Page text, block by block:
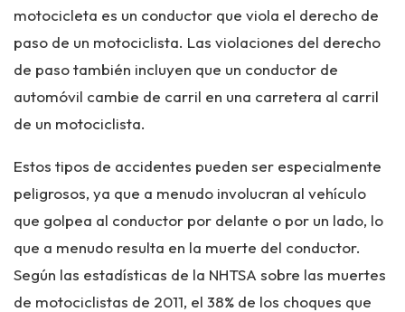
motocicleta es un conductor que viola el derecho de
paso de un motociclista. Las violaciones del derecho
de paso también incluyen que un conductor de
automóvil cambie de carril en una carretera al carril
de un motociclista.
Estos tipos de accidentes pueden ser especialmente
peligrosos, ya que a menudo involucran al vehículo
que golpea al conductor por delante o por un lado, lo
que a menudo resulta en la muerte del conductor.
Según las estadísticas de la NHTSA sobre las muertes
de motociclistas de 2011, el 38% de los choques que